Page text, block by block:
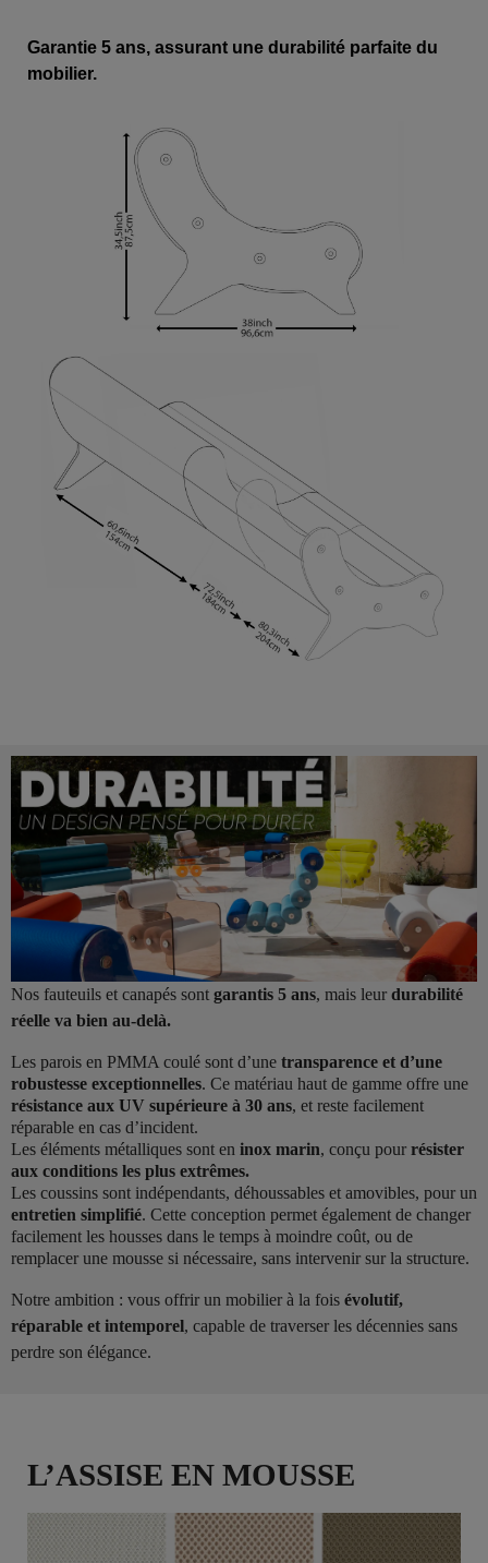
Garantie 5 ans, assurant une durabilité parfaite du
mobilier.
Nos fauteuils et canapés sont garantis 5 ans, mais leur durabilité
réelle va bien au-delà.
Les parois en PMMA coulé sont d’une transparence et d’une
robustesse exceptionnelles. Ce matériau haut de gamme offre une
résistance aux UV supérieure à 30 ans, et reste facilement
réparable en cas d’incident.
Les éléments métalliques sont en inox marin, conçu pour résister
aux conditions les plus extrêmes.
Les coussins sont indépendants, déhoussables et amovibles, pour un
entretien simplifié. Cette conception permet également de changer
facilement les housses dans le temps à moindre coût, ou de
remplacer une mousse si nécessaire, sans intervenir sur la structure.
Notre ambition : vous offrir un mobilier à la fois évolutif,
réparable et intemporel, capable de traverser les décennies sans
perdre son élégance.
L’ASSISE EN MOUSSE